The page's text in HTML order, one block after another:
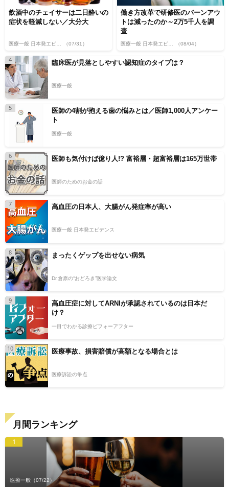
飲酒中のチェイサーは二日酔いの
症状を軽減しない／大分大
（07/31）
働き方改革で研修医のバーンアウ
トは減ったのか～2万5千人を調
査
（08/04）
4 臨床医が見落としやすい認知症のタイプは？
医療一般
5
医師の4割が抱える歯の悩みとは／医師1,000人アンケー
ト
医療一般
6 医師も気付けば億り人!? 富裕層・超富裕層は165万世帯
医師のためのお金の話
7 高血圧の日本人、大腸がん発症率が高い
医療一般 日本発エビデンス
8 まったくゲップを出せない病気
Dr.倉原の“おどろき”医学論文
9
高血圧症に対してARNIが承認されているのは日本だ
け？
一目でわかる診療ビフォーアフター
10 医療事故、損害賠償が高額となる場合とは
医療訴訟の争点
月間ランキング
1
医療一般 （07/22）